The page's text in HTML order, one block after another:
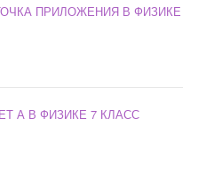
ПРИЛОЖЕНИЯ В ФИЗИКЕ
А В ФИЗИКЕ 7 КЛАСС